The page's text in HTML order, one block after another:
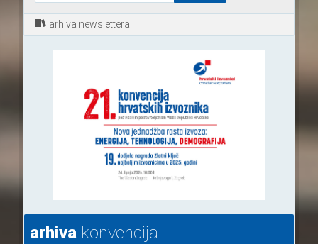
arhiva newslettera
arhivakonvencija